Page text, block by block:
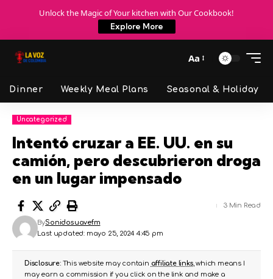
Unlock the Magic of Your kitchen with Our Cookbook!
Explore More
Aa
Dinner Weekly Meal Plans Seasonal & Holiday
Uncategorized
Intentó cruzar a EE. UU. en su
camión, pero descubrieron droga
en un lugar impensado
Last updated: mayo 25, 2024 4:45 pm
BySonidosuavefm
3 Min Read
Disclosure:This website may contain affiliate links, which means I
may earn a commission if you click on the link and make a